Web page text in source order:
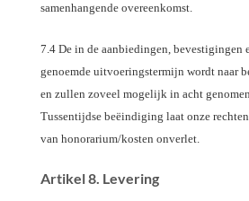
samenhangende overeenkomst.
7.4 De in de aanbiedingen, bevestigingen
genoemde uitvoeringstermijn wordt naar
en zullen zoveel mogelijk in acht
Tussentijdse beëindiging laat onze
van honorarium/kosten onverlet.
Artikel 8. Levering